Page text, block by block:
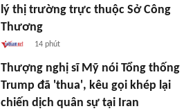
lý thị trường trực thuộc Sở Công
Thương
14 phút
Thượng nghị sĩ Mỹ nói Tổng thống
Trump đã 'thua', kêu gọi khép lại
chiến dịch quân sự tại Iran